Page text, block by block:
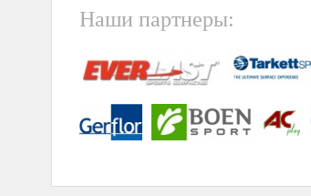
Наши партнеры: